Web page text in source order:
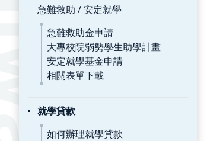
急難救助 / 安定就學
急難救助金申請
大專校院弱勢學生助學計畫
安定就學基金申請
相關表單下載
就學貸款
如何辦理就學貸款